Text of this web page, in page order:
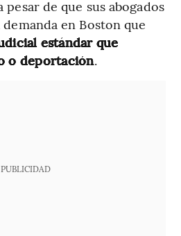
de que sus abogados
en Boston que
estándar que
o deportación.
PUBLICIDAD